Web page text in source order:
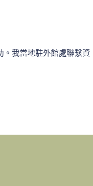
。我當地駐外館處聯繫資